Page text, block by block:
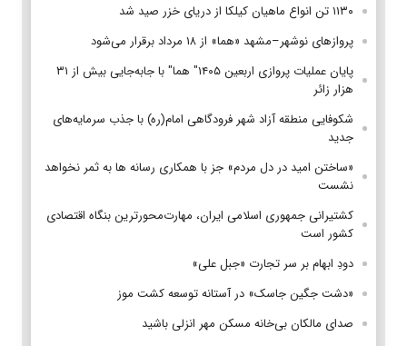
۱۱۳۰ تن انواع ماهیان کیلکا از دریای خزر صید شد
پروازهای نوشهر–مشهد «هما» از ۱۸ مرداد برقرار می‌شود
پایان عملیات پروازی اربعین ۱۴۰۵" هما" با جابه‌جایی بیش از ۳۱
هزار زائر
شکوفایی منطقه آزاد شهر فرودگاهی امام(ره) با جذب سرمایه‌های
جدید
«ساختن امید در دل مردم» جز با همکاری رسانه ها به ثمر نخواهد
نشست
کشتیرانی جمهوری اسلامی ایران، مهارت‌محورترین بنگاه اقتصادی
کشور است
دودِ ابهام بر سر تجارت «جبل علی»
«دشت جگین جاسک» در آستانه توسعه کشت موز
صدای مالکان بی‌خانه مسکن مهر انزلی باشید